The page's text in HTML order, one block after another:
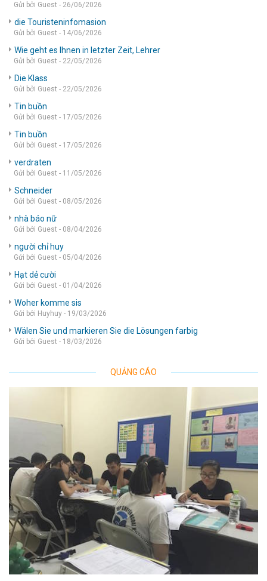
Gửi bởi Guest - 26/06/2026
die Touristeninfomasion
Gửi bởi Guest - 14/06/2026
Wie geht es Ihnen in letzter Zeit, Lehrer
Gửi bởi Guest - 22/05/2026
Die Klass
Gửi bởi Guest - 22/05/2026
Tin buồn
Gửi bởi Guest - 17/05/2026
Tin buồn
Gửi bởi Guest - 17/05/2026
verdraten
Gửi bởi Guest - 11/05/2026
Schneider
Gửi bởi Guest - 08/05/2026
nhà báo nữ
Gửi bởi Guest - 08/04/2026
người chỉ huy
Gửi bởi Guest - 05/04/2026
Hạt dẻ cười
Gửi bởi Guest - 01/04/2026
Woher komme sis
Gửi bởi Huyhuy - 19/03/2026
Wälen Sie und markieren Sie die Lösungen farbig
Gửi bởi Guest - 18/03/2026
QUẢNG CÁO